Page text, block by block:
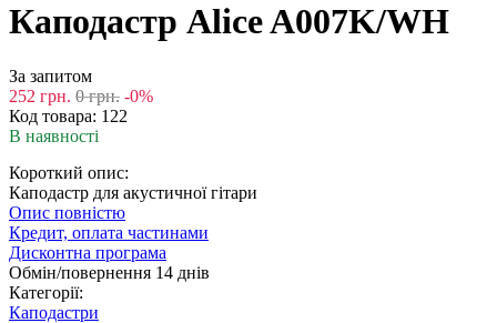
Каподастр Alice A007K/WH
За запитом
252 грн. 0 грн. -0%
Код товара: 122
В наявності
Короткий опис:
Каподастр для акустичної гітари
Опис повністю
Кредит, оплата частинами
Дисконтна програма
Обмін/повернення 14 днів
Категорії:
Каподастри